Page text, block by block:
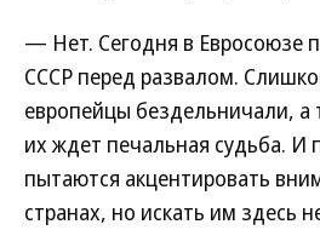
— Нет. Сегодня в Евросоюзе
СССР перед развалом.
европейцы бездельничали, а
их ждет печальная судьба. И
пытаются акцентировать
странах, но искать им здесь